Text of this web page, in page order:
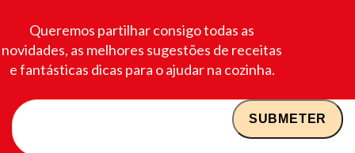
Queremos partilhar consigo todas as
novidades, as melhores sugestões de receitas
e fantásticas dicas para o ajudar na cozinha.